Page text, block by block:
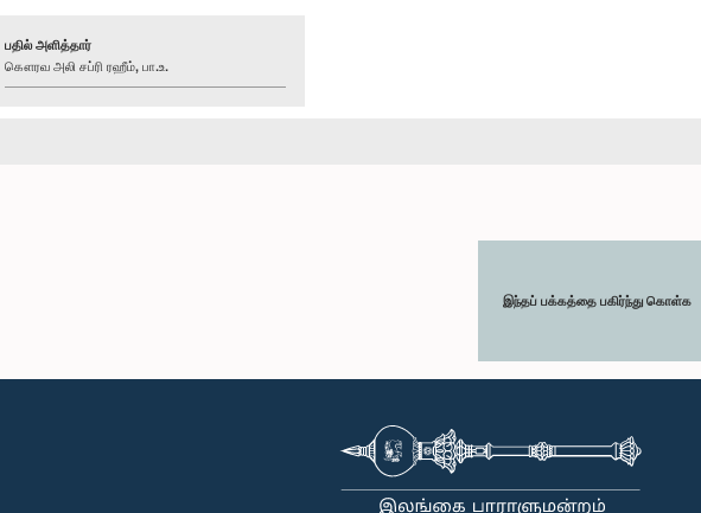
பதில் அளித்தார்
கௌரவ அலி சப்ரி ரஹீம், பா.உ.
இந்தப் பக்கத்தை பகிர்ந்து கொள்க